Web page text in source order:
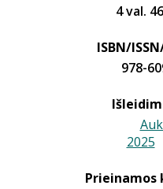
4 val.
ISBN/
978-
2025
Prieinamos